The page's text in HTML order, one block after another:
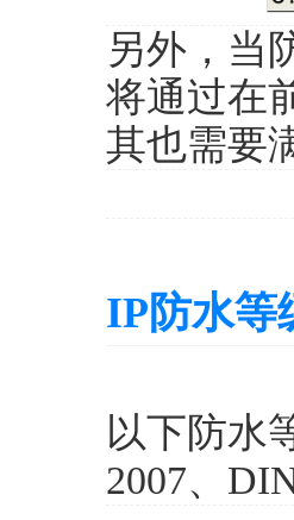
另外，当
将通过在
其也需要
IP防水等
以下防水
2007、